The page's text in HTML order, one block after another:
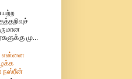
மு...
என்னை
நஸ்ரீன்